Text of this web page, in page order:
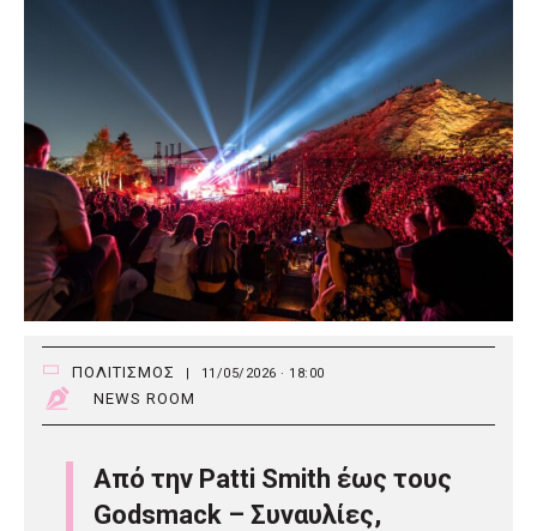
ΠΟΛΙΤΙΣΜΟΣ | 11/05/2026 · 18:00
NEWS ROOM
Από την Patti Smith έως τους
Godsmack – Συναυλίες,